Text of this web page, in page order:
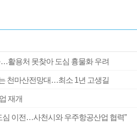
활용처 못찾아 도심 흉물화 우려
는 천마산전망대…최소 1년 고생길
재개
심 이전…사천시와 우주항공산업 협력”